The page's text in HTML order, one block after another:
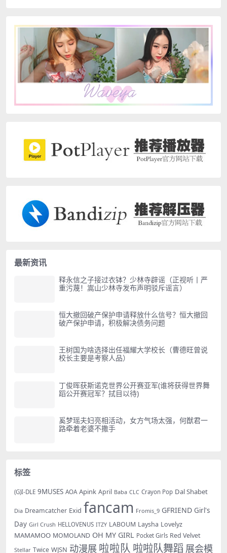
最新资讯
释永信之子接过衣钵？少林寺辟谣（正视听丨严
重污蔑！嵩山少林寺发布声明驳斥谣言）
恒大撤回破产保护申请释放什么信号？恒大撤回
破产保护申请，积极解决债务问题
王树国为啥选择出任福耀大学校长（曹德旺曾说
校长主要是考察人品）
丁俊晖获斯诺克世界公开赛亚军(谁将获得世界舞
蹈公开赛冠军？拭目以待)
奚梦瑶夫妇亮相活动，女方气场太强，何猷君一
路牵着老婆不撒手
标签
(G)I-DLE 9MUSES AOA Apink April Baba CLC Crayon Pop Dal Shabet
Dia Dreamcatcher Exid fancam Fromis_9 GFRIEND Girl's
Day Girl Crush HELLOVENUS ITZY LABOUM Laysha Lovelyz
MAMAMOO MOMOLAND OH MY GIRL Pocket Girls Red Velvet
Stellar Twice WJSN 动漫展 啦啦队 啦啦队舞蹈 展会模